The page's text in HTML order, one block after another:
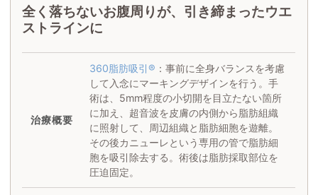
全く落ちないお腹周りが、引き締まったウエ
ストラインに
治療概要
360脂肪吸引® ：事前に全身バランスを考慮
して入念にマーキングデザインを行う。手
術は、5mm程度の小切開を目立たない箇所
に加え、超音波を皮膚の内側から脂肪組織
に照射して、周辺組織と脂肪細胞を遊離。
その後カニューレという専用の管で脂肪細
胞を吸引除去する。術後は脂肪採取部位を
圧迫固定。